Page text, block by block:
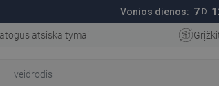
Vonios dienos: 7 D
atsiskaitymai